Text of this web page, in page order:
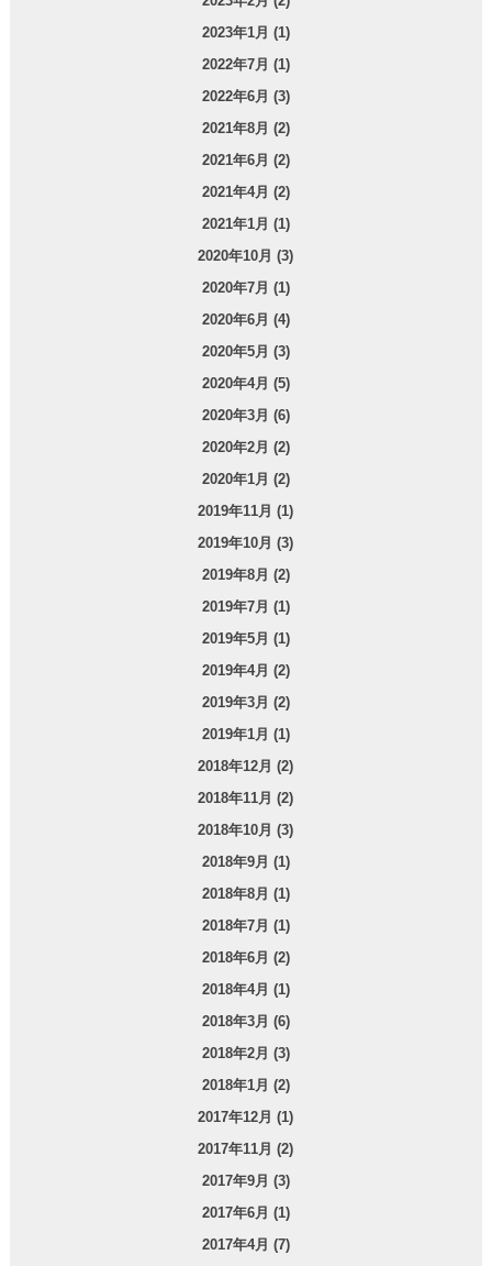
2023年1月 (1)
2022年7月 (1)
2022年6月 (3)
2021年8月 (2)
2021年6月 (2)
2021年4月 (2)
2021年1月 (1)
2020年10月 (3)
2020年7月 (1)
2020年6月 (4)
2020年5月 (3)
2020年4月 (5)
2020年3月 (6)
2020年2月 (2)
2020年1月 (2)
2019年11月 (1)
2019年10月 (3)
2019年8月 (2)
2019年7月 (1)
2019年5月 (1)
2019年4月 (2)
2019年3月 (2)
2019年1月 (1)
2018年12月 (2)
2018年11月 (2)
2018年10月 (3)
2018年9月 (1)
2018年8月 (1)
2018年7月 (1)
2018年6月 (2)
2018年4月 (1)
2018年3月 (6)
2018年2月 (3)
2018年1月 (2)
2017年12月 (1)
2017年11月 (2)
2017年9月 (3)
2017年6月 (1)
2017年4月 (7)